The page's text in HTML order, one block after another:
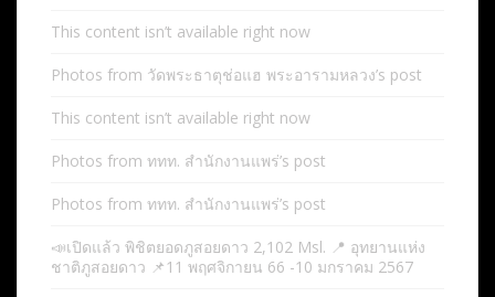
This content isn’t available right now
Photos from วัดพระธาตุช่อแฮ พระอารามหลวง’s post
This content isn’t available right now
Photos from ททท. สำนักงานแพร่’s post
Photos from ททท. สำนักงานแพร่’s post
📣เปิดแล้ว พิชิตยอดภูสอยดาว 2,102 Msl. 📍 อุทยานแห่ง
ชาติภูสอยดาว 📌11 พฤศจิกายน 66 -10 มกราคม 2567